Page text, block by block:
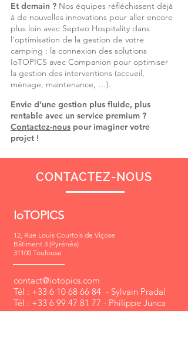
Et demain ? Nos équipes réfléchissent déjà
à de nouvelles innovations pour aller encore
plus loin avec Septeo Hospitality dans
l’optimisation de la gestion de votre
camping : la connexion des solutions
IoTOPICS avec Companion pour optimiser
la gestion des interventions (accueil,
ménage, maintenance, …).
Envie d’une gestion plus fluide, plus
rentable avec un service premium ?
Contactez-nous pour imaginer votre
projet !
CONTACTEZ-NOUS
IoTOPICS
12, Rue Louis Courtois de Viçose
Bâtiment 3 (Pyrénéa)
31100 Toulouse
contact@iotopics.com
Tél : +33 6 10 68 66 84 - Sylvain Pradal
Tél : +33 6 99 47 81 77 - Philippe Junca